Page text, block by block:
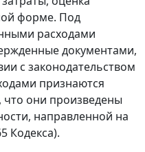
форме. Под
расходами
документами,
с законодательством
признаются
они произведены
направленной на
Кодекса).